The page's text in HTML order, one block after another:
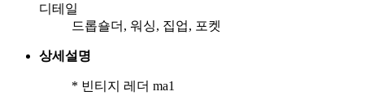
디테일
드롭숄더, 워싱, 집업, 포켓
상세설명
* 빈티지 레더 ma1